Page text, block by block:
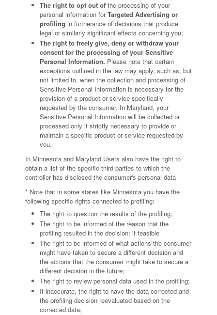
The right to opt out of the processing of your
personal information forTargeted Advertising or
profiling in furtherance of decisions that produce
legal or similarly significant effects concerning you;
The right to freely give, deny or withdraw your
consent for the processing of your Sensitive
Personal Information. Please note that certain
exceptions outlined in the law may apply, such as, but
not limited to, when the collection and processing of
Sensitive Personal Information is necessary for the
provision of a product or service specifically
requested by the consumer. In Maryland, your
Sensitive Personal Information will be collected or
processed only if strictly necessary to provide or
maintain a specific product or service requested by
you.
In Minnesota and Maryland Users also have the right to
obtain a list of the specific third parties to which the
controller has disclosed the consumer's personal data
* Note that in some states like Minnesota you have the
following specific rights connected to profiling:
The right to question the results of the profiling;
The right to be informed of the reason that the
profiling resulted in the decision; if feasible
The right to be informed of what actions the consumer
might have taken to secure a different decision and
the actions that the consumer might take to secure a
different decision in the future;
The right to review personal data used in the profiling;
If inaccurate, the right to have the data corrected and
the profiling decision reevaluated based on the
corrected data;